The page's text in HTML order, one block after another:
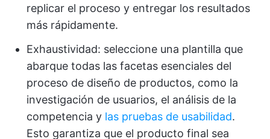
replicar el proceso y entregar los resultados
más rápidamente.
Exhaustividad: seleccione una plantilla que
abarque todas las facetas esenciales del
proceso de diseño de productos, como la
investigación de usuarios, el análisis de la
competencia y las pruebas de usabilidad.
Esto garantiza que el producto final sea